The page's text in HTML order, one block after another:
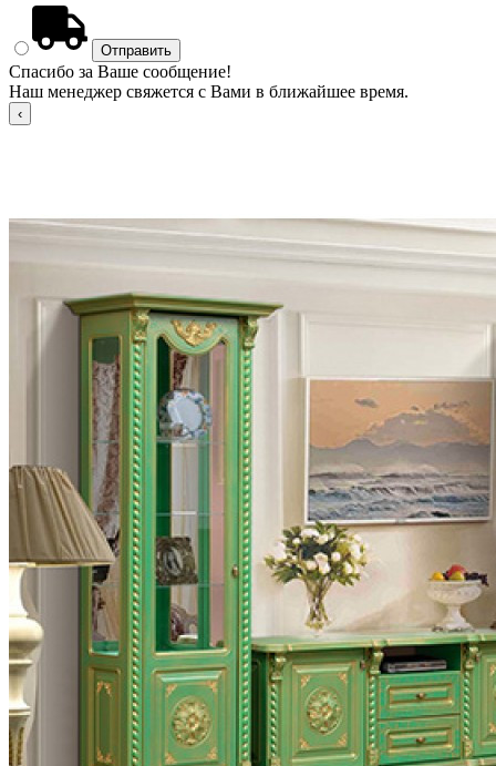
Спасибо за Ваше сообщение!
Наш менеджер свяжется с Вами в ближайшее время.